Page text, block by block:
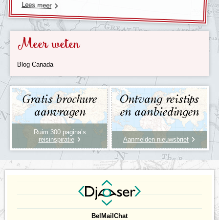
Lees meer
Meer weten
Blog Canada
Gratis brochure
aanvragen
Ruim 300 pagina’s
reisinspiratie
Ontvang reistips
en aanbiedingen
Aanmelden nieuwsbrief
BelMailChat